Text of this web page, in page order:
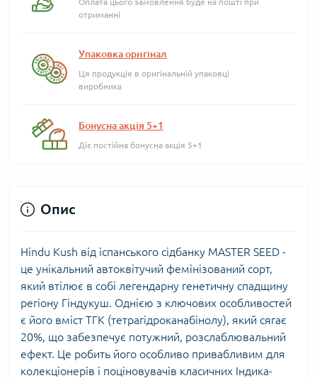
отриманні
Упаковка оригінал
Ця продукція в оригінальній упаковці
виробника
Бонусна акція 5+1
Діє постійна бонусна акція 5+1
Опис
Hindu Kush від іспанського сідбанку MASTER SEED -
це унікальний автоквітучий фемінізований сорт,
який втілює в собі легендарну генетичну спадщину
регіону Гіндукуш. Однією з ключових особливостей
є його вміст ТГК (тетрагідроканабінолу), який сягає
20%, що забезпечує потужний, розслаблювальний
ефект. Це робить його особливо привабливим для
колекціонерів і поціновувачів класичних Індика-